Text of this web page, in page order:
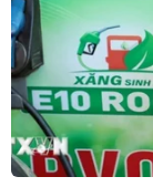
châu Á 2026;
Giải U20 nữ